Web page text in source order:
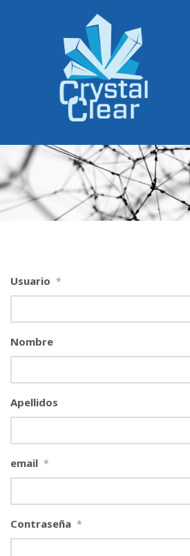
Usuario *
Nombre
Apellidos
email *
Contraseña *